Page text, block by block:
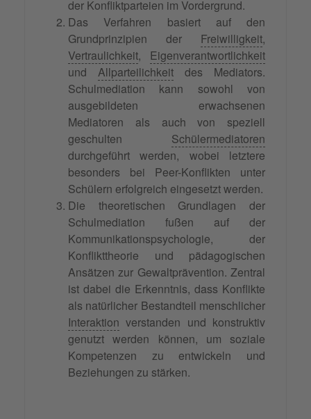
der Konfliktparteien im Vordergrund.
Das Verfahren basiert auf den
Grundprinzipien der Freiwilligkeit,
Vertraulichkeit, Eigenverantwortlichkeit
und Allparteilichkeit des Mediators.
Schulmediation kann sowohl von
ausgebildeten erwachsenen
Mediatoren als auch von speziell
geschulten Schülermediatoren
durchgeführt werden, wobei letztere
besonders bei Peer-Konflikten unter
Schülern erfolgreich eingesetzt werden.
Die theoretischen Grundlagen der
Schulmediation fußen auf der
Kommunikationspsychologie, der
Konflikttheorie und pädagogischen
Ansätzen zur Gewaltprävention. Zentral
ist dabei die Erkenntnis, dass Konflikte
als natürlicher Bestandteil menschlicher
Interaktion verstanden und konstruktiv
genutzt werden können, um soziale
Kompetenzen zu entwickeln und
Beziehungen zu stärken.